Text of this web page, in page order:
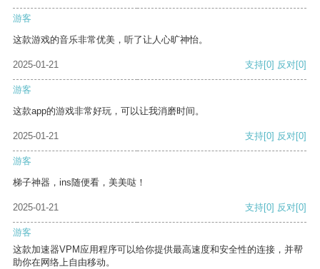
游客
这款游戏的音乐非常优美，听了让人心旷神怡。
2025-01-21 支持[0] 反对[0]
游客
这款app的游戏非常好玩，可以让我消磨时间。
2025-01-21 支持[0] 反对[0]
游客
梯子神器，ins随便看，美美哒！
2025-01-21 支持[0] 反对[0]
游客
这款加速器VPM应用程序可以给你提供最高速度和安全性的连接，并帮
助你在网络上自由移动。